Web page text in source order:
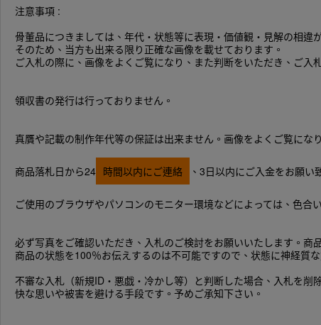
注意事項 :
骨董品につきましては、年代・状態等に表現・価値観・見解の相違
そのため、当方も出来る限り正確な画像を載せております。
ご入札の際に、画像をよくご覧になり、また判断をいただき、ご入
領収書の発行は行っておりません。
真贋や記載の制作年代等の保証は出来ません。画像をよくご覧にな
商品落札日から24 時間以内にご連絡 、3日以内にご入金をお願い
ご使用のブラウザやパソコンのモニター環境などによっては、色合
必ず写真をご確認いただき、入札のご検討をお願いいたします。商
商品の状態を100％お伝えするのは不可能ですので、状態に神経質
不審な入札（新規ID・悪戯・冷かし等）と判断した場合、入札を
快な思いや被害を避ける手段です。予めご承知下さい。